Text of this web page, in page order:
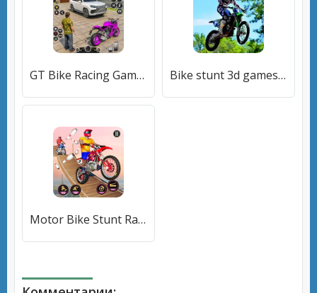
GT Bike Racing Game Moto Stunt (ДжиТи Байк Рейсинг Гейм Мото Стант) [МОД Premium] APK Android Bike stunt 3d games-Bike games [МОД Много денег] APK Android
Motor Bike Stunt Racing Games (Мотор Байк Стант Гонки Игры) [МОД Premium] APK Android